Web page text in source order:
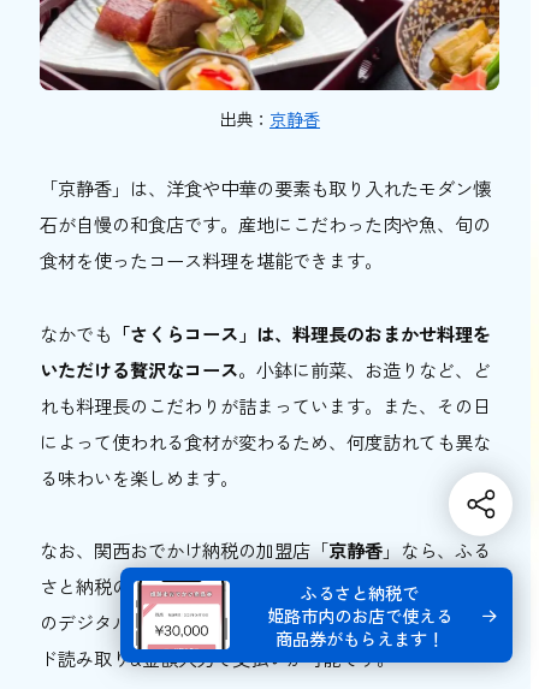
出典： 京静香
「京静香」は、洋食や中華の要素も取り入れたモダン懐
石が自慢の和食店です。産地にこだわった肉や魚、旬の
食材を使ったコース料理を堪能できます。
なかでも 「さくらコース」は、料理長のおまかせ料理を
いただける贅沢なコース。小鉢に前菜、お造りなど、ど
れも料理長のこだわりが詰まっています。また、その日
によって使われる食材が変わるため、何度訪れても異な
る味わいを楽しめます。
なお、関西おでかけ納税の加盟店「京静香」なら、ふる
さと納税の返礼品として受け取れる「寄附額の30%相当
のデジタル商品券」が使えます。 店内設置の二次元コー
ド読み取り&金額入力で支払いが可能です。
ふるさと納税で
姫路市内のお店で使える
商品券がもらえます！